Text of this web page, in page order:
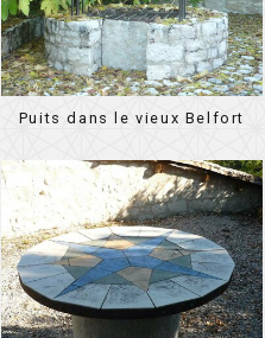
Puits dans le vieux Belfort